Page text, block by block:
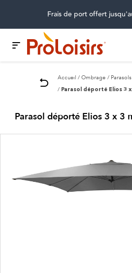
Frais de port offert
Accueil Ombrage
Parasol déporté Elios 3 x
Parasol déporté Elios 3 x 3